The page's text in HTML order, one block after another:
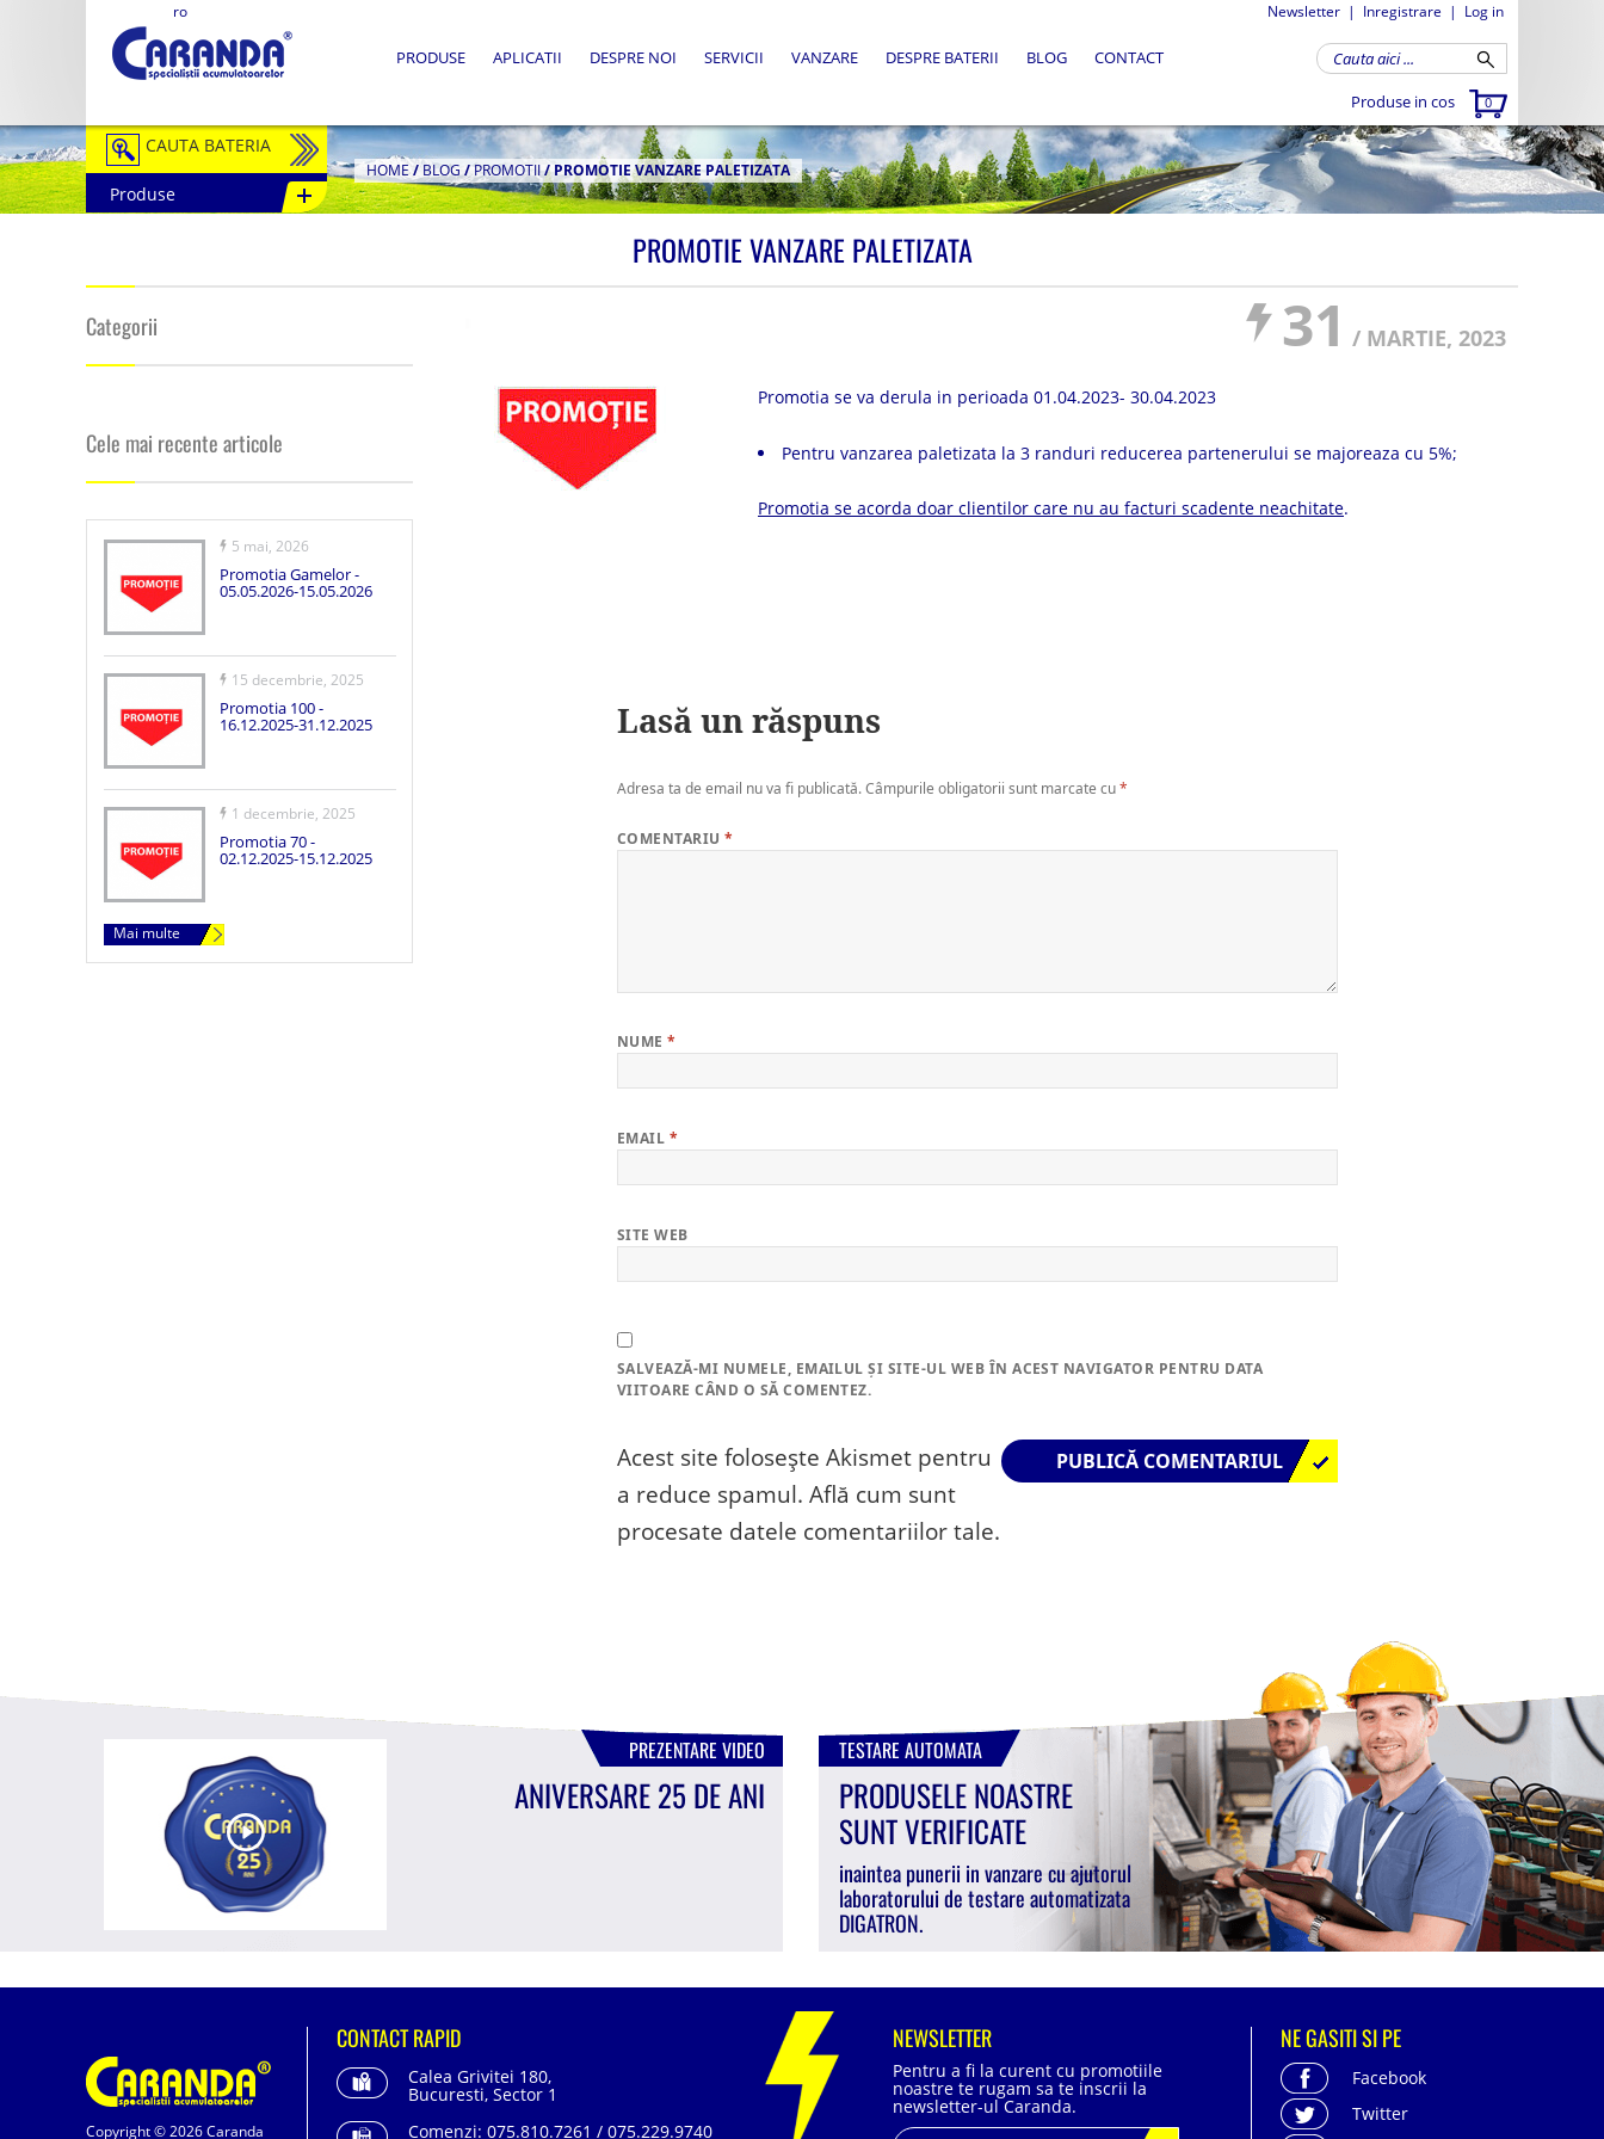
ro Newsletter | Inregistrare | Log in
Produse in cos 0
PRODUSE APLICATII DESPRE NOI SERVICII VANZARE DESPRE BATERII BLOG CONTACT
CAUTA BATERIA
Auto / Moto
Accesorii Baterii
Produse
HOME/BLOG/PROMOTII/PROMOTIE VANZARE PALETIZATA
PROMOTIE VANZARE PALETIZATA
Categorii
Cele mai recente articole
5 mai, 2026
Promotia Gamelor -
05.05.2026-15.05.2026
15 decembrie, 2025
Promotia 100 -
16.12.2025-31.12.2025
1 decembrie, 2025
Promotia 70 -
02.12.2025-15.12.2025
Mai multe
31 / MARTIE, 2023
Promotia se va derula in perioada 01.04.2023- 30.04.2023
Pentru vanzarea paletizata la 3 randuri reducerea partenerului se majoreaza cu 5%;
Promotia se acorda doar clientilor care nu au facturi scadente neachitate.
Lasă un răspuns
Adresa ta de email nu va fi publicată.Câmpurile obligatorii sunt marcate cu*
COMENTARIU*
NUME*
EMAIL *
SITE WEB
SALVEAZĂ-MI NUMELE, EMAILUL ȘI SITE-UL WEB ÎN ACEST NAVIGATOR PENTRU DATA
VIITOARE CÂND O SĂ COMENTEZ.
Acest site folosește Akismet pentru
a reduce spamul. Află cum sunt
procesate datele comentariilor tale.
PREZENTARE VIDEO
ANIVERSARE 25 DE ANI
TESTARE AUTOMATA
PRODUSELE NOASTRE
SUNT VERIFICATE
inaintea punerii in vanzare cu ajutorul
laboratorului de testare automatizata
DIGATRON.
Copyright © 2026 Caranda
CONTACT RAPID
Calea Grivitei 180,
Bucuresti, Sector 1
Comenzi: 075.810.7261 / 075.229.9740
NEWSLETTER
Pentru a fi la curent cu promotiile
noastre te rugam sa te inscrii la
newsletter-ul Caranda.
NE GASITI SI PE
Facebook
Twitter